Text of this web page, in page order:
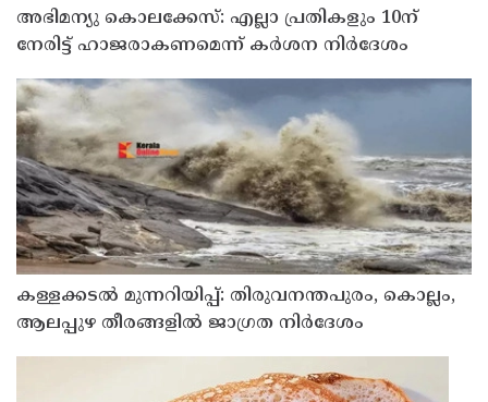
അഭിമന്യു കൊലക്കേസ്: എല്ലാ പ്രതികളും 10ന്‌
നേരിട്ട്‌ ഹാജരാകണമെന്ന്‌ കർശന നിർദേശം
കള്ളക്കടൽ മുന്നറിയിപ്പ്: തിരുവനന്തപുരം, കൊല്ലം,
ആലപ്പുഴ തീരങ്ങളിൽ ജാഗ്രത നിർദേശം